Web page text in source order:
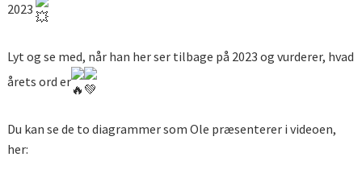
2023
Lyt og se med, når han her ser tilbage på 2023 og vurderer, hvad
årets ord er
Du kan se de to diagrammer som Ole præsenterer i videoen,
her: